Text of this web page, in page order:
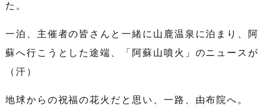
た。
一泊、主催者の皆さんと一緒に山鹿温泉に泊まり、阿
蘇へ行こうとした途端、「阿蘇山噴火」のニュースが
（汗）
地球からの祝福の花火だと思い、一路、由布院へ。